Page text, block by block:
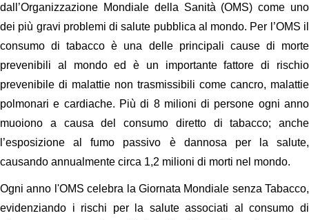
dall’Organizzazione Mondiale della Sanità (OMS) come uno
dei più gravi problemi di salute pubblica al mondo. Per l’OMS il
consumo di tabacco è una delle principali cause di morte
prevenibili al mondo ed è un importante fattore di rischio
prevenibile di malattie non trasmissibili come cancro, malattie
polmonari e cardiache. Più di 8 milioni di persone ogni anno
muoiono a causa del consumo diretto di tabacco; anche
l’esposizione al fumo passivo è dannosa per la salute,
causando annualmente circa 1,2 milioni di morti nel mondo.
Ogni anno l'OMS celebra la Giornata Mondiale senza Tabacco,
evidenziando i rischi per la salute associati al consumo di